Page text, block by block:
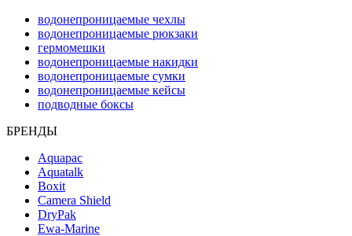
водонепроницаемые чехлы
водонепроницаемые рюкзаки
гермомешки
водонепроницаемые накидки
водонепроницаемые сумки
водонепроницаемые кейсы
подводные боксы
БРЕНДЫ
Aquapac
Aquatalk
Boxit
Camera Shield
DryPak
Ewa-Marine